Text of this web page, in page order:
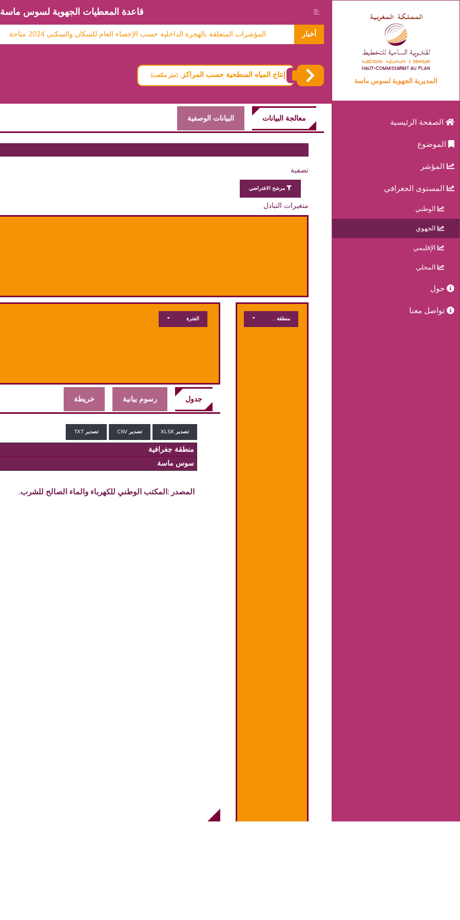
المديرية الجهوية لسوس ماسة
الصفحة الرئيسية
الموضوع
المؤشر
المستوى الجغرافي
الوطني
الجهوي
الإقليمي
المحلي
حول
تواصل معنا
قاعدة المعطيات الجهوية لسوس ماسة
أخبار معطيات حول الاسر 2024 المؤشرات المتعلقة بالهجرة الداخلية حسب الإحصاء العام للسكان والسكنى 2024 متاحة
إنتاج المياه السطحية حسب المراكز. (متر مكعب)
معالجة البيانات البيانات الوصفية
تصفية
مرشح الافتراضي
متغيرات التبادل
منطقة جغرافية الفترة
جدول رسوم بيانية خريطة
تصدير XLSX تصدير CSV تصدير TXT
منطقة جغرافية
سوس ماسة
المصدر :المكتب الوطني للكهرباء والماء الصالح للشرب.